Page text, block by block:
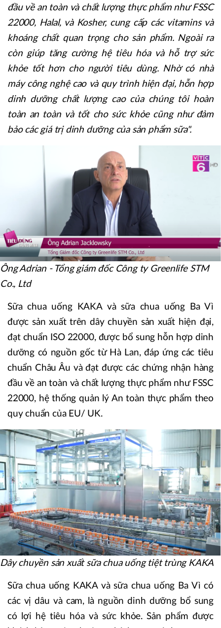
đầu về an toàn và chất lượng thực phẩm như FSSC
22000, Halal, và Kosher, cung cấp các vitamins và
khoáng chất quan trọng cho sản phẩm. Ngoài ra
còn giúp tăng cường hệ tiêu hóa và hỗ trợ sức
khỏe tốt hơn cho người tiêu dùng. Nhờ có nhà
máy công nghệ cao và quy trình hiện đại, hỗn hợp
dinh dưỡng chất lượng cao của chúng tôi hoàn
toàn an toàn và tốt cho sức khỏe cũng như đảm
bảo các giá trị dinh dưỡng của sản phẩm sữa".
Ông Adrian - Tổng giám đốc Công ty Greenlife STM
Co., Ltd
Sữa chua uống KAKA và sữa chua uống Ba Vì
được sản xuất trên dây chuyền sản xuất hiện đại,
đạt chuẩn ISO 22000, được bổ sung hỗn hợp dinh
dưỡng có nguồn gốc từ Hà Lan, đáp ứng các tiêu
chuẩn Châu Âu và đạt được các chứng nhận hàng
đầu về an toàn và chất lượng thực phẩm như FSSC
22000, hệ thống quản lý An toàn thực phẩm theo
quy chuẩn của EU/ UK.
Dây chuyền sản xuất sữa chua uống tiệt trùng KAKA
Sữa chua uống KAKA và sữa chua uống Ba Vì có
các vị dâu và cam, là nguồn dinh dưỡng bổ sung
có lợi hệ tiêu hóa và sức khỏe. Sản phẩm được